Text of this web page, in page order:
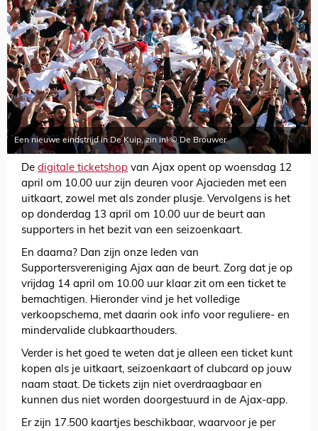
Een nieuwe eindstrijd in De Kuip, zin in! © De Brouwer
De digitale ticketshop van Ajax opent op woensdag 12
april om 10.00 uur zijn deuren voor Ajacieden met een
uitkaart, zowel met als zonder plusje. Vervolgens is het
op donderdag 13 april om 10.00 uur de beurt aan
supporters in het bezit van een seizoenkaart.
En daarna? Dan zijn onze leden van
Supportersvereniging Ajax aan de beurt. Zorg dat je op
vrijdag 14 april om 10.00 uur klaar zit om een ticket te
bemachtigen. Hieronder vind je het volledige
verkoopschema, met daarin ook info voor reguliere- en
mindervalide clubkaarthouders.
Verder is het goed te weten dat je alleen een ticket kunt
kopen als je uitkaart, seizoenkaart of clubcard op jouw
naam staat. De tickets zijn niet overdraagbaar en
kunnen dus niet worden doorgestuurd in de Ajax-app.
Er zijn 17.500 kaartjes beschikbaar, waarvoor je per